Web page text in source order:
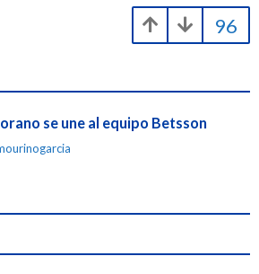
96
se une al equipo Betsson